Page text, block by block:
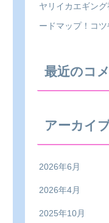
ヤリイカエギン
ードマップ！コツ
最近のコ
アーカイ
2026年6月
2026年4月
2025年10月